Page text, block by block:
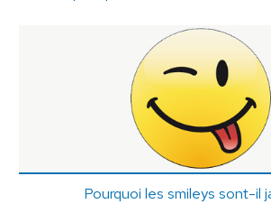
Pourquoi les smileys sont-il